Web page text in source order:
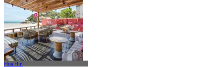
Hua Hin